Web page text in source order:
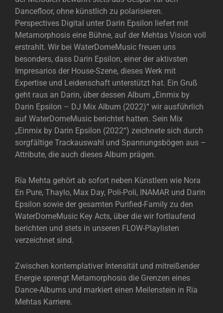
Dancefloor, ohne künstlich zu polarisieren.
Perspectives Digital unter Darin Epsilon liefert mit
Metamorphosis eine Bühne, auf der Mehtas Vision voll
erstrahlt. Wir bei WaterDomeMusic freuen uns
besonders, dass Darin Epsilon, einer der aktivsten
Impresarios der House-Szene, dieses Werk mit
Expertise und Leidenschaft unterstützt hat. Ein Gruß
geht raus an Darin, über dessen Album „Einmix by
Darin Epsilon – DJ Mix Album (2022)“ wir ausführlich
auf WaterDomeMusic berichtet hatten. Sein Mix
„Einmix by Darin Epsilon (2022“) zeichnete sich durch
sorgfältige Trackauswahl und Spannungsbögen aus –
Attribute, die auch dieses Album prägen.
Rïa Mehta gehört ab sofort neben Künstlern wie Nora
En Pure, Thaylo, Max Day, Poli-Poli, INAMAR und Darin
Epsilon sowie der gesamten Purified-Family zu den
WaterDomeMusic Key Acts, über die wir fortlaufend
berichten und stets in unseren FLOW-Playlisten
verzeichnet sind.
Zwischen kontemplativer Intensität und mitreißender
Energie sprengt Metamorphosis die Grenzen eines
Dance-Albums und markiert einen Meilenstein in Rïa
Mehtas Karriere.